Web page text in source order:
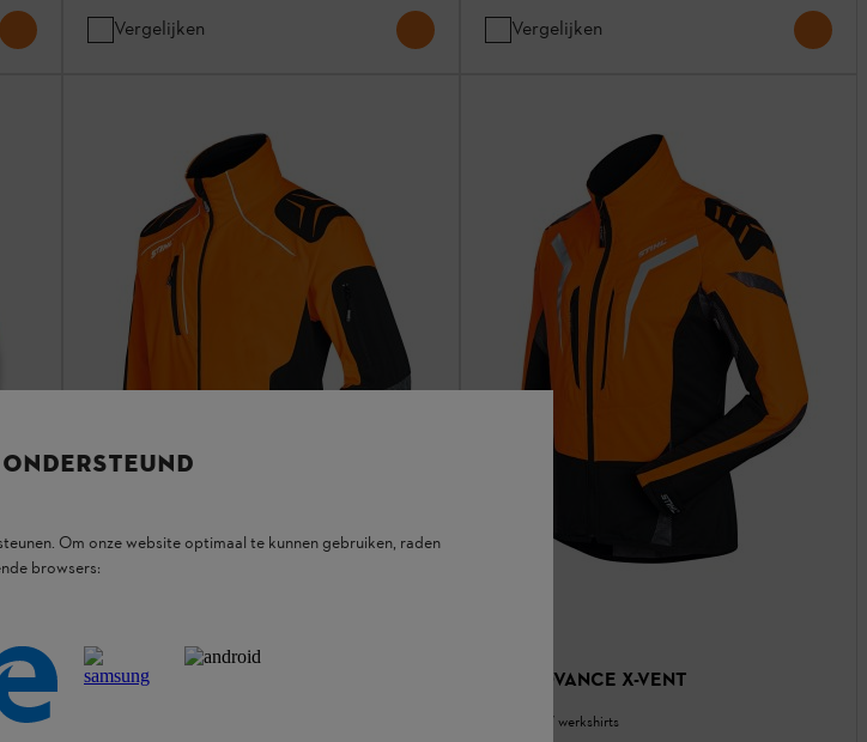
Vergelijken
Vergelijken
Jack ADVANCE X-SHELL, heren,
oranje/zwart
Jack ADVANCE X-VENT
Bosjassen / werkshirts
Om onze website optimaal te kunnen gebruiken, raden
browsers: